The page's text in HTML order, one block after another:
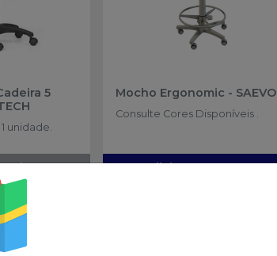
5
unidade.
Mocho Ergonomic - SAEVO
Consulte Cores Disponíveis .
Solicitar orçamento
a